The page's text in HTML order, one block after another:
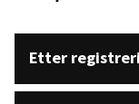
Etter